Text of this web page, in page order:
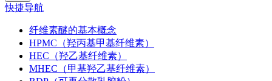
快捷导航
纤维素醚的基本概念
HPMC（羟丙基甲基纤维素）
HEC（羟乙基纤维素）
MHEC（甲基羟乙基纤维素）